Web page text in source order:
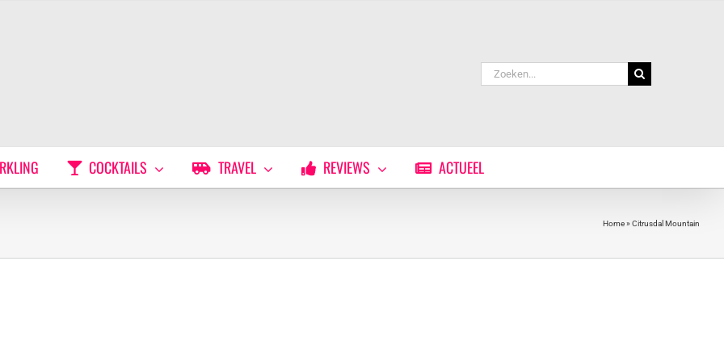
Zoeken
naar:
COCKTAILS TRAVEL REVIEWS ACTUEEL
Home» Citrusdal Mountain